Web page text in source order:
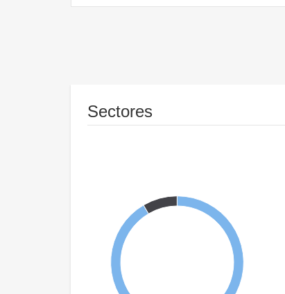
Sectores